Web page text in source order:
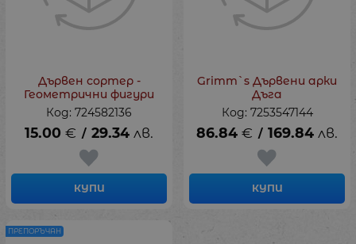
Дървен сортер -
Геометрични фигури
Код: 724582136
15.00 € / 29.34 лв.
КУПИ
Grimm`s Дървени арки
Дъга
Код: 7253547144
86.84 € / 169.84 лв.
КУПИ
ПРЕПОРЪЧАН